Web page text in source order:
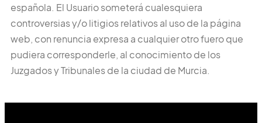
española. El Usuario someterá cualesquiera
controversias y/o litigios relativos al uso de la página
web, con renuncia expresa a cualquier otro fuero que
pudiera corresponderle, al conocimiento de los
Juzgados y Tribunales de la ciudad de Murcia.